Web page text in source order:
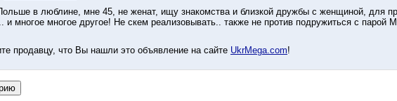
в люблине, мне 45, не женат, ищу знакомства и близкой дружбы с женщиной, для
и многое многое другое! Не скем реализовывать.. также не против подружиться с парой
продавцу, что Вы нашли это объявление на сайте UkrMega.com!